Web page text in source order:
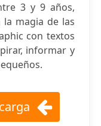
3 y 9 años,
magia de las
con textos
informar y